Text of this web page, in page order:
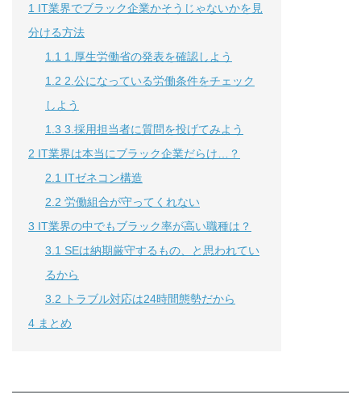
1 IT業界でブラック企業かそうじゃないかを見
分ける方法
1.1 1.厚生労働省の発表を確認しよう
1.2 2.公になっている労働条件をチェック
しよう
1.3 3.採用担当者に質問を投げてみよう
2 IT業界は本当にブラック企業だらけ…？
2.1 ITゼネコン構造
2.2 労働組合が守ってくれない
3 IT業界の中でもブラック率が高い職種は？
3.1 SEは納期厳守するもの、と思われてい
るから
3.2 トラブル対応は24時間態勢だから
4 まとめ